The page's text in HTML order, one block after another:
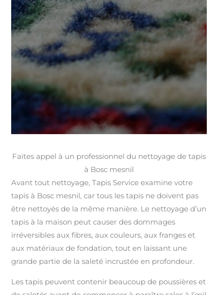
Faites appel à un professionnel du nettoyage de tapis
à Bosc mesnil
Avant tout nettoyage, Tapis Service examine votre
tapis à Bosc mesnil, car tous les tapis ne doivent pas
être nettoyés de la même manière. Le nettoyage d’un
tapis à la maison peut causer des dommages
irréversibles aux fibres, aux couleurs, aux franges et
aux matériaux de fondation, tout en laissant une
grande partie de la saleté incrustée en profondeur.
Les tapis peuvent contenir beaucoup de poussières et